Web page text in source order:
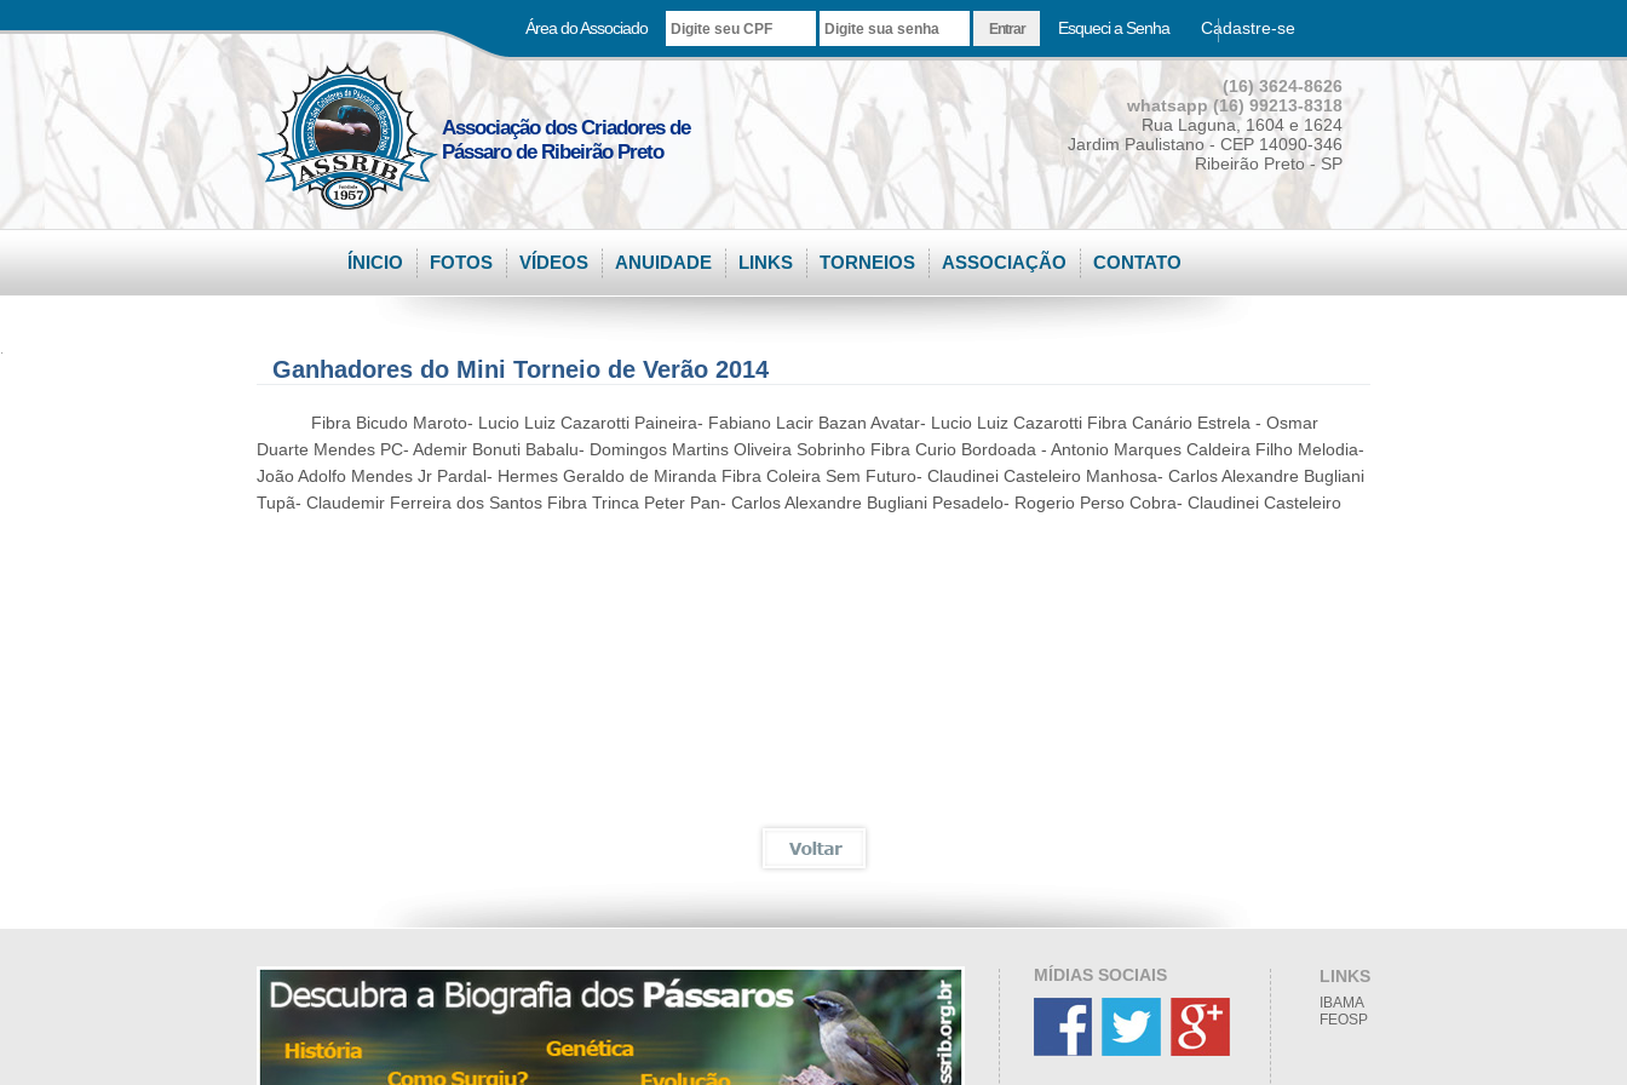
Área do Associado Esqueci a Senha Cadastre-se
Associação dos Criadores de
Pássaro de Ribeirão Preto
(16) 3624-8626
whatsapp (16) 99213-8318
Rua Laguna, 1604 e 1624
Jardim Paulistano - CEP 14090-346
Ribeirão Preto - SP
ÍNICIO FOTOS VÍDEOS ANUIDADE LINKS TORNEIOS ASSOCIAÇÃO CONTATO
Ganhadores do Mini Torneio de Verão 2014
Fibra Bicudo Maroto- Lucio Luiz Cazarotti Paineira- Fabiano Lacir Bazan Avatar- Lucio Luiz Cazarotti Fibra Canário Estrela - Osmar
Duarte Mendes PC- Ademir Bonuti Babalu- Domingos Martins Oliveira Sobrinho Fibra Curio Bordoada - Antonio Marques Caldeira Filho Melodia-
João Adolfo Mendes Jr Pardal- Hermes Geraldo de Miranda Fibra Coleira Sem Futuro- Claudinei Casteleiro Manhosa- Carlos Alexandre Bugliani
Tupã- Claudemir Ferreira dos Santos Fibra Trinca Peter Pan- Carlos Alexandre Bugliani Pesadelo- Rogerio Perso Cobra- Claudinei Casteleiro
MÍDIAS SOCIAIS LINKS
IBAMA
FEOSP